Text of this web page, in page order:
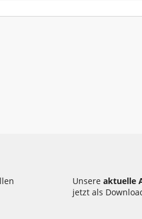
Unsereaktuelle
jetzt als